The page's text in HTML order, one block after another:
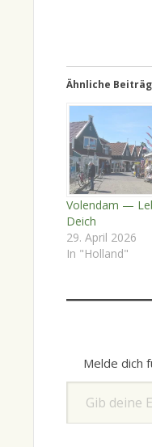
Ähnliche
Volendam —
Deich
29. April 2026
In "Holland"
Melde dich
Gib deine E-Mail-Adresse ein ...